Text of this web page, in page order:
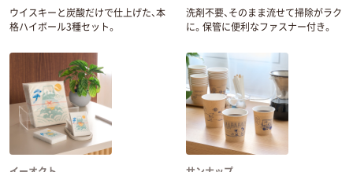
ウイスキーと炭酸だけで仕上げた、本
格ハイボール3種セット。
洗剤不要、そのまま流せて掃除がラク
に。保管に便利なファスナー付き。